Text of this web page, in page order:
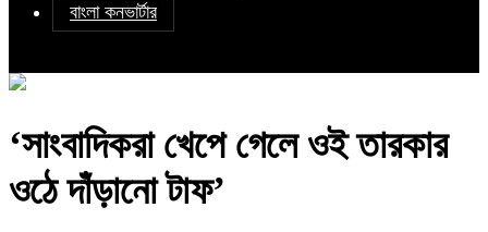
বাংলা কনভার্টার
‘সাংবাদিকরা খেপে গেলে ওই তারকার
ওঠে দাঁড়ানো টাফ’